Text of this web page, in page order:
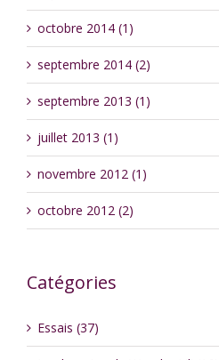
octobre 2014 (1)
septembre 2014 (2)
septembre 2013 (1)
juillet 2013 (1)
novembre 2012 (1)
octobre 2012 (2)
Catégories
Essais (37)